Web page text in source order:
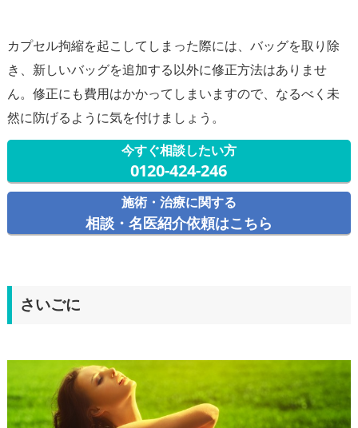
カプセル拘縮を起こしてしまった際には、バッグを取り除
き、新しいバッグを追加する以外に修正方法はありませ
ん。修正にも費用はかかってしまいますので、なるべく未
今すぐ相談したい方
0120-424-246
施術・治療に関する
相談・名医紹介依頼はこちら
さいごに